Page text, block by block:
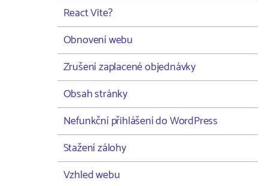
React Vite?
Obnovení webu
Zrušení zaplacené objednávky
Obsah stránky
Nefunkční přihlášení do WordPress
Stažení zálohy
Vzhled webu